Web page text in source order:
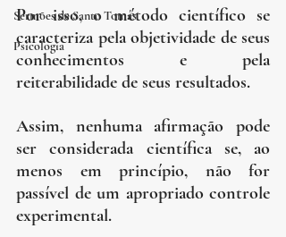
Sermões de Santo Tomás
Psicologia
Por isso, o método científico se
caracteriza pela objetividade de seus
conhecimentos e pela
reiterabilidade de seus resultados.
Assim, nenhuma afirmação pode
ser considerada científica se, ao
menos em princípio, não for
passível de um apropriado controle
experimental.